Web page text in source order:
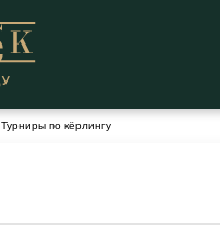
Турниры по кёрлингу